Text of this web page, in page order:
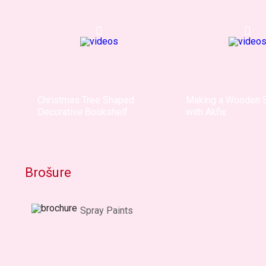
Brošure
Spray Paints